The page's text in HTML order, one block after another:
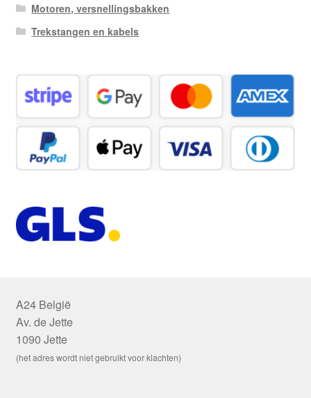
Motoren, versnellingsbakken
Trekstangen en kabels
A24 België
Av. de Jette
1090 Jette
(het adres wordt niet gebruikt voor klachten)